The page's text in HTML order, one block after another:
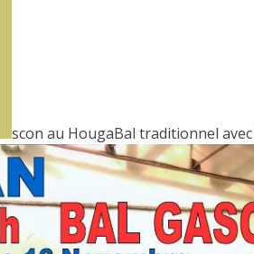
scon au HougaBal traditionnel